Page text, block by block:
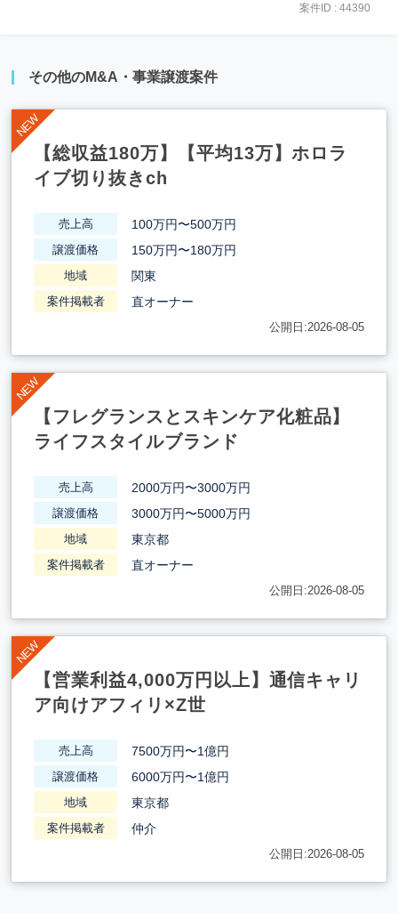
案件ID : 44390
その他のM&A・事業譲渡案件
【総収益180万】【平均13万】ホロラ
イブ切り抜きch
売上高 100万円〜500万円
譲渡価格 150万円〜180万円
地域 関東
案件掲載者 直オーナー
公開日:2026-08-05
【フレグランスとスキンケア化粧品】
ライフスタイルブランド
売上高 2000万円〜3000万円
譲渡価格 3000万円〜5000万円
地域 東京都
案件掲載者 直オーナー
公開日:2026-08-05
【営業利益4,000万円以上】通信キャリ
ア向けアフィリ×Z世
売上高 7500万円〜1億円
譲渡価格 6000万円〜1億円
地域 東京都
案件掲載者 仲介
公開日:2026-08-05